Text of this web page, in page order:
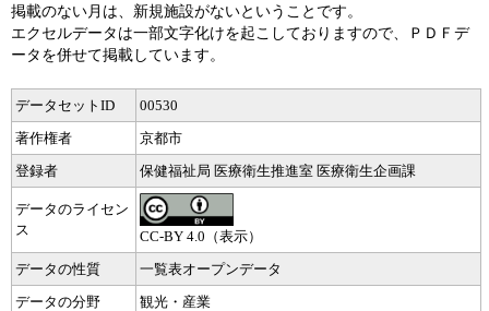
掲載のない月は、新規施設がないということです。
エクセルデータは一部文字化けを起こしておりますので、ＰＤＦデ
ータを併せて掲載しています。
データセットID
00530
著作権者
京都市
登録者
保健福祉局 医療衛生推進室 医療衛生企画課
データのライセン
ス
CC-BY 4.0（表示）
データの性質
一覧表オープンデータ
データの分野
観光・産業